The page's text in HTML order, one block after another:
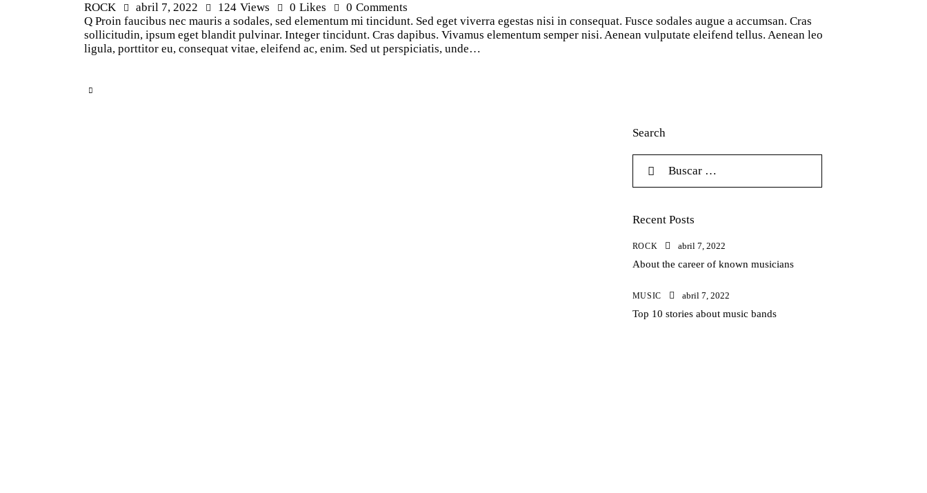
ROCK
abril 7, 2022 124 Views 0 Likes 0 Comments
Q Proin faucibus nec mauris a sodales, sed elementum mi tincidunt. Sed eget viverra egestas nisi in consequat. Fusce sodales augue a accumsan. Cras
sollicitudin, ipsum eget blandit pulvinar. Integer tincidunt. Cras dapibus. Vivamus elementum semper nisi. Aenean vulputate eleifend tellus. Aenean leo
ligula, porttitor eu, consequat vitae, eleifend ac, enim. Sed ut perspiciatis, unde…
Search
Recent Posts
ROCK abril 7, 2022
About the career of known musicians
MUSIC abril 7, 2022
Top 10 stories about music bands